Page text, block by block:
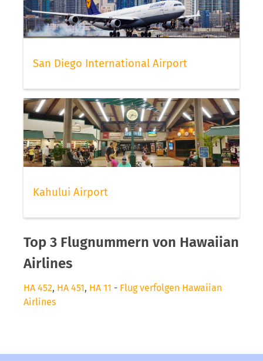
San Diego International Airport
Kahului Airport
Top 3 Flugnummern von Hawaiian
Airlines
HA 452, HA 451, HA 11 - Flug verfolgen Hawaiian
Airlines